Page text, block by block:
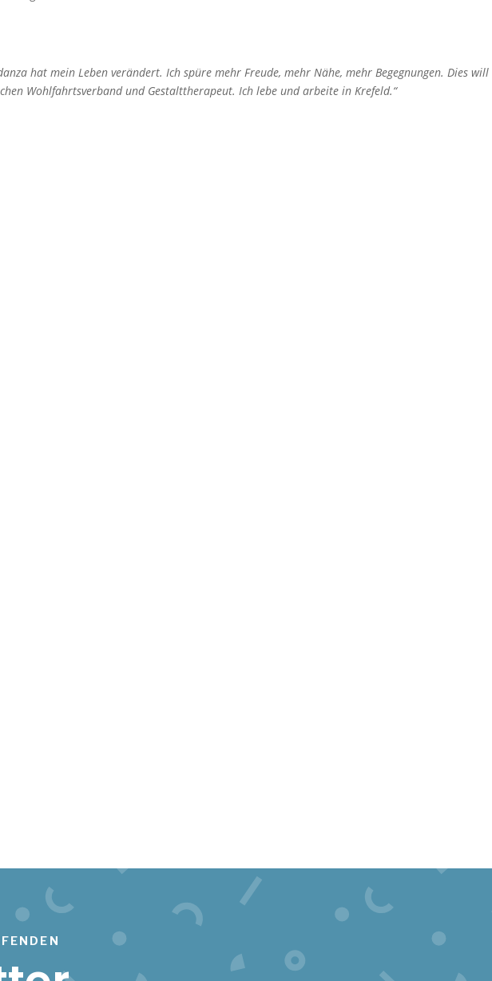
hat mein Leben verändert. Ich spüre mehr Freude, mehr Nähe, mehr Begegnungen. Dies will
Wohlfahrtsverband und Gestalttherapeut. Ich lebe und arbeite in Krefeld.“